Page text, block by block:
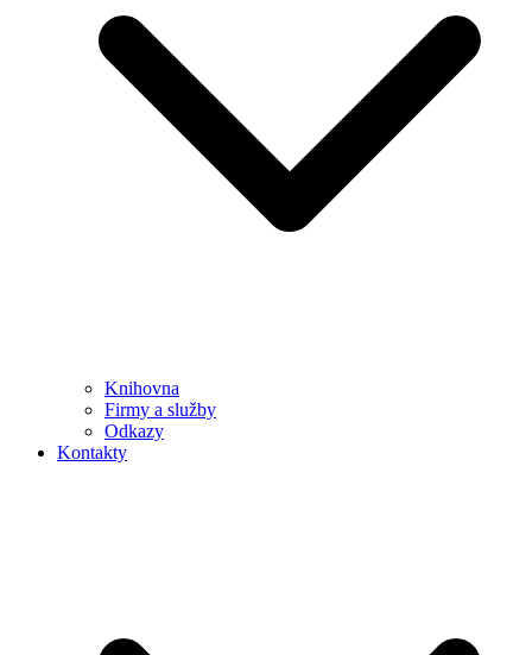
Knihovna
Firmy a služby
Odkazy
Kontakty